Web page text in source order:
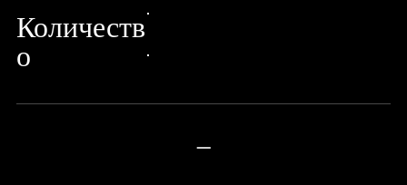
Количеств
о
—